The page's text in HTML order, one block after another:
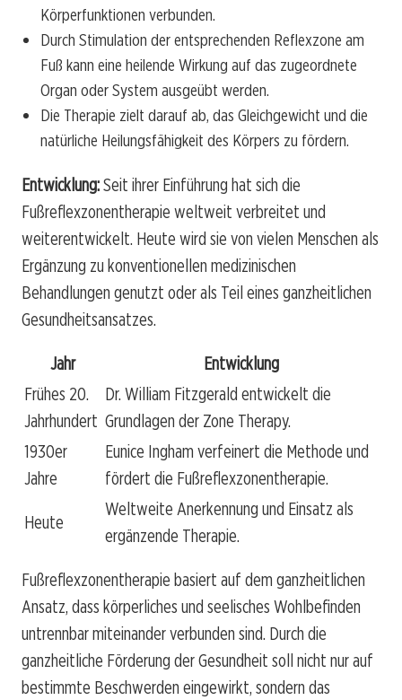
Körperfunktionen verbunden.
Durch Stimulation der entsprechenden Reflexzone am
Fuß kann eine heilende Wirkung auf das zugeordnete
Organ oder System ausgeübt werden.
Die Therapie zielt darauf ab, das Gleichgewicht und die
natürliche Heilungsfähigkeit des Körpers zu fördern.
Entwicklung:Seit ihrer Einführung hat sich die
Fußreflexzonentherapie weltweit verbreitet und
weiterentwickelt. Heute wird sie von vielen Menschen als
Ergänzung zu konventionellen medizinischen
Behandlungen genutzt oder als Teil eines ganzheitlichen
Gesundheitsansatzes.
Jahr
Entwicklung
Frühes 20.
Jahrhundert
Dr. William Fitzgerald entwickelt die
Grundlagen der Zone Therapy.
1930er
Jahre
Eunice Ingham verfeinert die Methode und
fördert die Fußreflexzonentherapie.
Heute
Weltweite Anerkennung und Einsatz als
ergänzende Therapie.
Fußreflexzonentherapie basiert auf dem ganzheitlichen
Ansatz, dass körperliches und seelisches Wohlbefinden
untrennbar miteinander verbunden sind. Durch die
ganzheitliche Förderung der Gesundheit soll nicht nur auf
bestimmte Beschwerden eingewirkt, sondern das